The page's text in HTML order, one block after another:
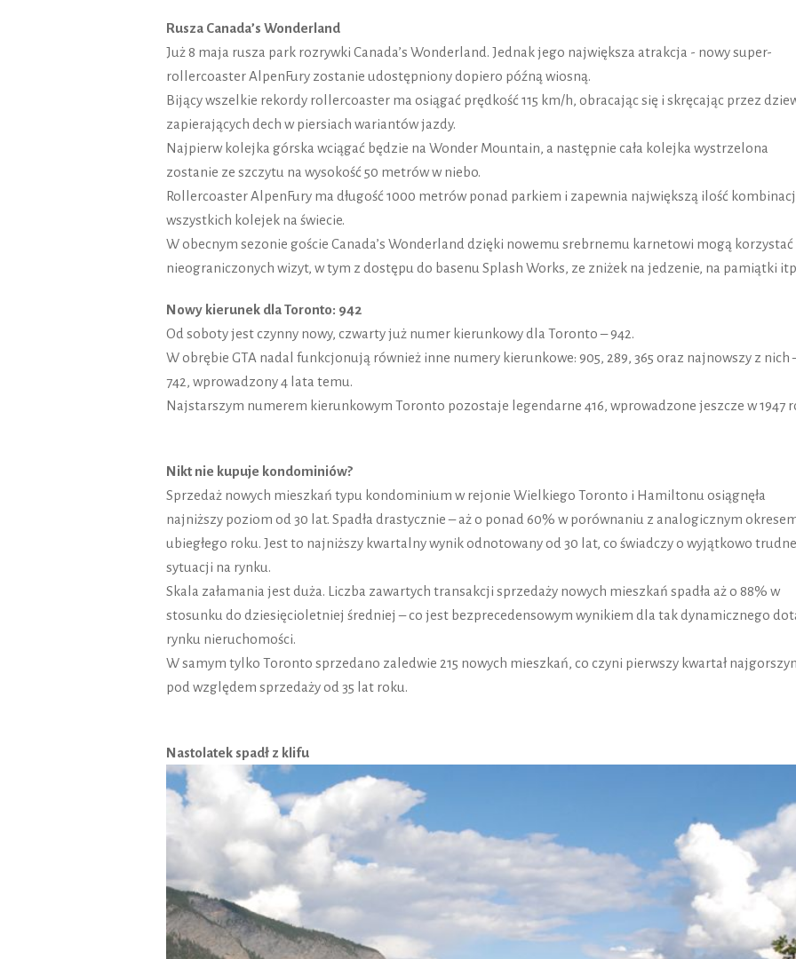
Rusza Canada’s Wonderland
Już 8 maja rusza park rozrywki Canada’s Wonderland. Jednak jego największa atrakcja - nowy super-
rollercoaster AlpenFury zostanie udostępniony dopiero późną wiosną.
Bijący wszelkie rekordy rollercoaster ma osiągać prędkość 115 km/h, obracając się i skręcając przez
zapierających dech w piersiach wariantów jazdy.
Najpierw kolejka górska wciągać będzie na Wonder Mountain, a następnie cała kolejka wystrzelona
zostanie ze szczytu na wysokość 50 metrów w niebo.
Rollercoaster AlpenFury ma długość 1000 metrów ponad parkiem i zapewnia największą ilość
wszystkich kolejek na świecie.
W obecnym sezonie goście Canada’s Wonderland dzięki nowemu srebrnemu karnetowi mogą korzystać
nieograniczonych wizyt, w tym z dostępu do basenu Splash Works, ze zniżek na jedzenie, na pamiątki
Nowy kierunek dla Toronto: 942
Od soboty jest czynny nowy, czwarty już numer kierunkowy dla Toronto – 942.
W obrębie GTA nadal funkcjonują również inne numery kierunkowe: 905, 289, 365 oraz najnowszy z nich
742, wprowadzony 4 lata temu.
Najstarszym numerem kierunkowym Toronto pozostaje legendarne 416, wprowadzone jeszcze w 1947
Nikt nie kupuje kondominiów?
Sprzedaż nowych mieszkań typu kondominium w rejonie Wielkiego Toronto i Hamiltonu osiągnęła
najniższy poziom od 30 lat. Spadła drastycznie – aż o ponad 60% w porównaniu z analogicznym
ubiegłego roku. Jest to najniższy kwartalny wynik odnotowany od 30 lat, co świadczy o wyjątkowo
sytuacji na rynku.
Skala załamania jest duża. Liczba zawartych transakcji sprzedaży nowych mieszkań spadła aż o 88% w
stosunku do dziesięcioletniej średniej – co jest bezprecedensowym wynikiem dla tak dynamicznego
rynku nieruchomości.
W samym tylko Toronto sprzedano zaledwie 215 nowych mieszkań, co czyni pierwszy kwartał
pod względem sprzedaży od 35 lat roku.
Nastolatek spadł z klifu